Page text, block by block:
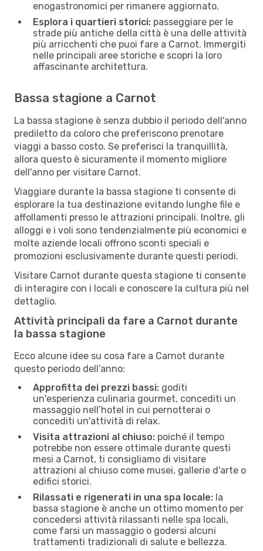
enogastronomici per rimanere aggiornato.
Esplora i quartieri storici: passeggiare per le
strade più antiche della città è una delle attività
più arricchenti che puoi fare a Carnot. Immergiti
nelle principali aree storiche e scopri la loro
affascinante architettura.
Bassa stagione a Carnot
La bassa stagione è senza dubbio il periodo dell'anno
prediletto da coloro che preferiscono prenotare
viaggi a basso costo. Se preferisci la tranquillità,
allora questo è sicuramente il momento migliore
dell'anno per visitare Carnot.
Viaggiare durante la bassa stagione ti consente di
esplorare la tua destinazione evitando lunghe file e
affollamenti presso le attrazioni principali. Inoltre, gli
alloggi e i voli sono tendenzialmente più economici e
molte aziende locali offrono sconti speciali e
promozioni esclusivamente durante questi periodi.
Visitare Carnot durante questa stagione ti consente
di interagire con i locali e conoscere la cultura più nel
dettaglio.
Attività principali da fare a Carnot durante
la bassa stagione
Ecco alcune idee su cosa fare a Carnot durante
questo periodo dell’anno:
Approfitta dei prezzi bassi: goditi
un'esperienza culinaria gourmet, concediti un
massaggio nell’hotel in cui pernotterai o
concediti un'attività di relax.
Visita attrazioni al chiuso: poiché il tempo
potrebbe non essere ottimale durante questi
mesi a Carnot, ti consigliamo di visitare
attrazioni al chiuso come musei, gallerie d'arte o
edifici storici.
Rilassati e rigenerati in una spa locale: la
bassa stagione è anche un ottimo momento per
concedersi attività rilassanti nelle spa locali,
come farsi un massaggio o godersi alcuni
trattamenti tradizionali di salute e bellezza.